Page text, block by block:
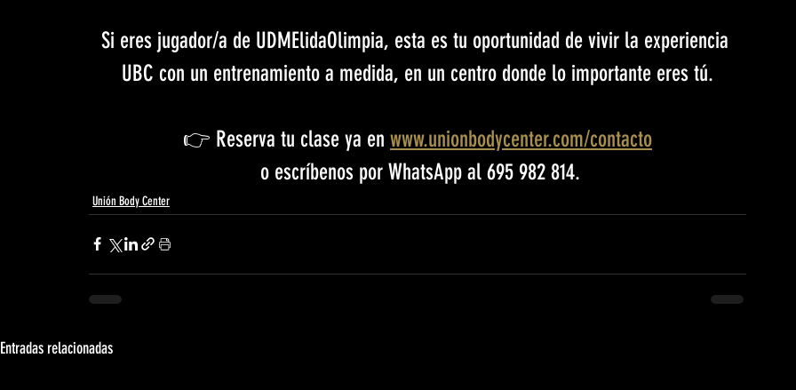
Si eres jugador/a de UDMElidaOlimpia, esta es tu oportunidad de vivir la experiencia
UBC con un entrenamiento a medida, en un centro donde lo importante eres tú.
👉 Reserva tu clase ya en www.unionbodycenter.com/contacto
o escríbenos por WhatsApp al 695 982 814.
Unión Body Center
Entradas relacionadas